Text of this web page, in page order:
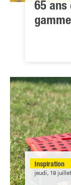
65 ans
gamme
Inspiration
jeudi, 18